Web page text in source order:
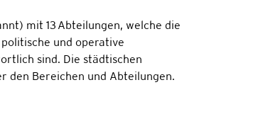
mit 13 Abteilungen, welche die
und operative
sind. Die städtischen
den Bereichen und Abteilungen.